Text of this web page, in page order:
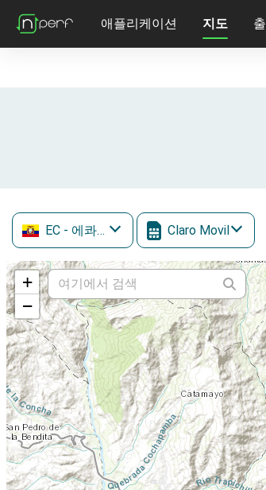
애플리케이션 지도
EC - 에콰도르 Claro Movil
+
−